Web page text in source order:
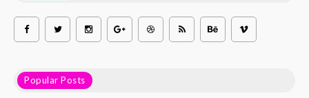
Popular Posts